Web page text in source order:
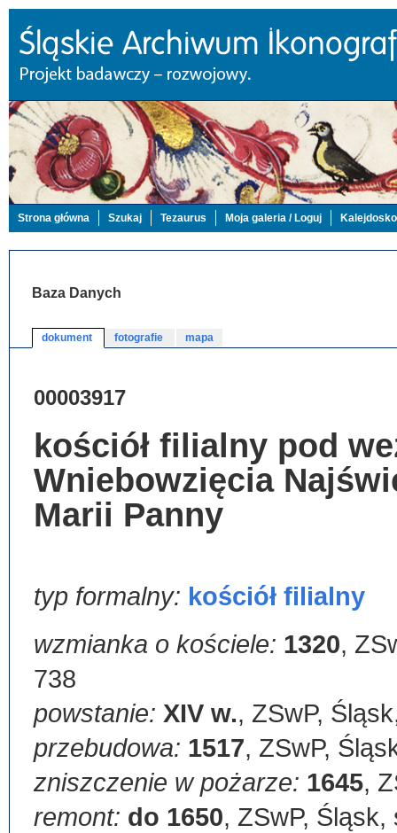
Strona główna Szukaj Tezaurus Moja galeria / Loguj
Baza Danych
dokument fotografie mapa
00003917
kościół filialny pod
Wniebowzięcia
Marii Panny
typ formalny: kościół filialny
wzmianka o kościele: 1320,
738
powstanie: XIV w., ZSwP,
przebudowa: 1517, ZSwP,
zniszczenie w pożarze: 1645,
remont: do 1650, ZSwP, Śląsk,